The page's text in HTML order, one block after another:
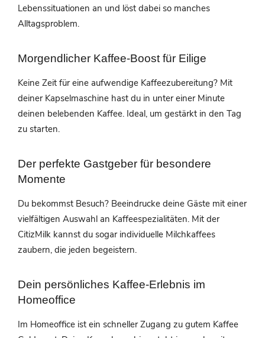
Lebenssituationen an und löst dabei so manches
Alltagsproblem.
Morgendlicher Kaffee-Boost für Eilige
Keine Zeit für eine aufwendige Kaffeezubereitung? Mit
deiner Kapselmaschine hast du in unter einer Minute
deinen belebenden Kaffee. Ideal, um gestärkt in den Tag
zu starten.
Der perfekte Gastgeber für besondere
Momente
Du bekommst Besuch? Beeindrucke deine Gäste mit einer
vielfältigen Auswahl an Kaffeespezialitäten. Mit der
CitizMilk kannst du sogar individuelle Milchkaffees
zaubern, die jeden begeistern.
Dein persönliches Kaffee-Erlebnis im
Homeoffice
Im Homeoffice ist ein schneller Zugang zu gutem Kaffee